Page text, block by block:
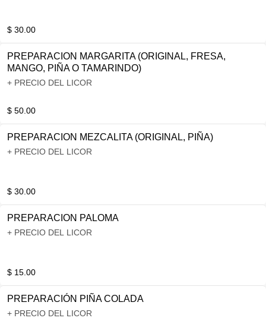
$ 30.00
PREPARACION MARGARITA (ORIGINAL, FRESA,
MANGO, PIÑA O TAMARINDO)
+ PRECIO DEL LICOR
$ 50.00
PREPARACION MEZCALITA (ORIGINAL, PIÑA)
+ PRECIO DEL LICOR
$ 30.00
PREPARACION PALOMA
+ PRECIO DEL LICOR
$ 15.00
PREPARACIÓN PIÑA COLADA
+ PRECIO DEL LICOR